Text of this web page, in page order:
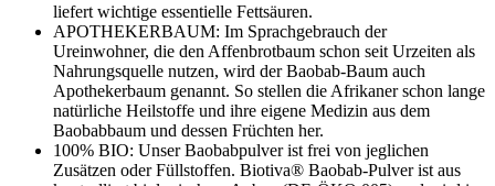
liefert wichtige essentielle Fettsäuren.
APOTHEKERBAUM: Im Sprachgebrauch der
Ureinwohner, die den Affenbrotbaum schon seit Urzeiten als
Nahrungsquelle nutzen, wird der Baobab-Baum auch
Apothekerbaum genannt. So stellen die Afrikaner schon lange
natürliche Heilstoffe und ihre eigene Medizin aus dem
Baobabbaum und dessen Früchten her.
100% BIO: Unser Baobabpulver ist frei von jeglichen
Zusätzen oder Füllstoffen. Biotiva® Baobab-Pulver ist aus